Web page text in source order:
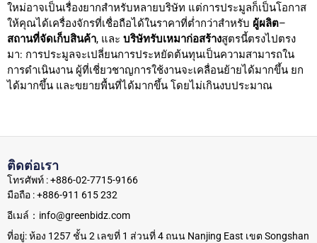
ใหม่อาจเป็นเรื่องยากสำหรับหลายบริษัท แต่การประมูลก็เป็นโอกาส
ให้คุณได้เครื่องจักรที่เชื่อถือได้ในราคาที่ต่ำกว่าสำหรับ ผู้ผลิต–
สถานที่จัดเก็บสินค้า, และ บริษัทรับเหมาก่อสร้างสูตรนี้ตรงไปตรง
มา: การประมูลจะเปลี่ยนการประหยัดต้นทุนเป็นความสามารถใน
การดำเนินงาน ผู้ที่เชี่ยวชาญการใช้งานจะเคลื่อนย้ายได้มากขึ้น ยก
ได้มากขึ้น และขยายพื้นที่ได้มากขึ้น โดยไม่เกินงบประมาณ
ติดต่อเรา
โทรศัพท์ : +886-02-7715-9166
มือถือ : +886-911 615 232
อีเมล์：info@greenbidz.com
ที่อยู่: ห้อง 1257 ชั้น 2 เลขที่ 1 ส่วนที่ 4 ถนน Nanjing East เขต Songshan